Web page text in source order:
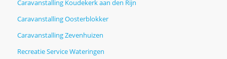
Caravanstalling Koudekerk aan den Rijn
Caravanstalling Oosterblokker
Caravanstalling Zevenhuizen
Recreatie Service Wateringen